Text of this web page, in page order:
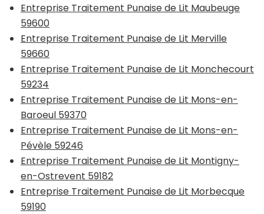
Entreprise Traitement Punaise de Lit Maubeuge
59600
Entreprise Traitement Punaise de Lit Merville
59660
Entreprise Traitement Punaise de Lit Monchecourt
59234
Entreprise Traitement Punaise de Lit Mons-en-
Baroeul 59370
Entreprise Traitement Punaise de Lit Mons-en-
Pévèle 59246
Entreprise Traitement Punaise de Lit Montigny-
en-Ostrevent 59182
Entreprise Traitement Punaise de Lit Morbecque
59190